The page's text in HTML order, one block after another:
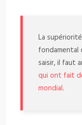
La
fondamental
saisir, il faut
qui ont fait
mondial.